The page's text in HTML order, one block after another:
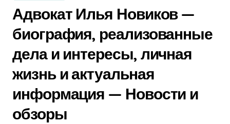
Адвокат Илья Новиков —
биография, реализованные
дела и интересы, личная
жизнь и актуальная
информация — Новости и
обзоры